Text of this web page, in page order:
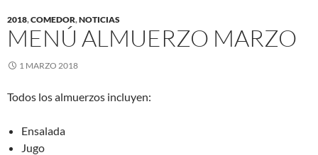
2018,COMEDOR,NOTICIAS
MENÚ ALMUERZO MARZO
1 MARZO 2018
Todos los almuerzos incluyen:
Ensalada
Jugo